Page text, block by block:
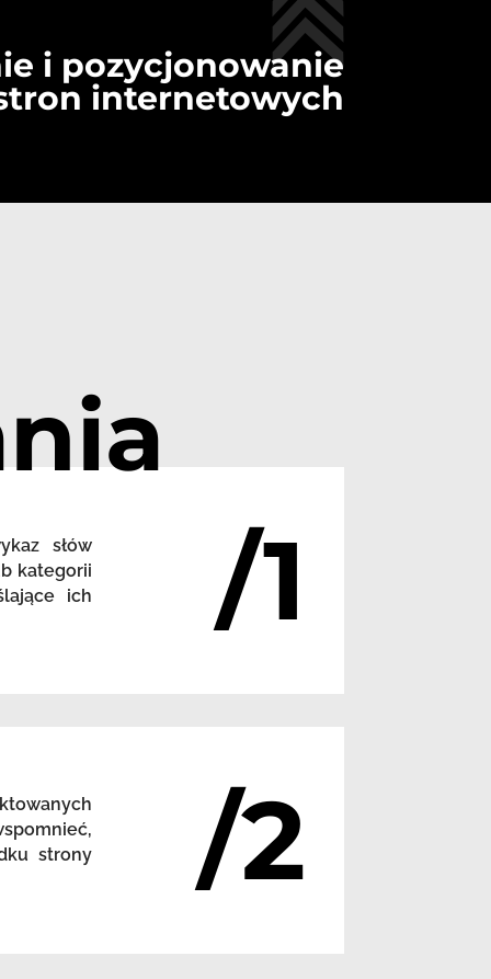
i pozycjonowanie
internetowych
słów
kategorii
ich
/1
strony
/2